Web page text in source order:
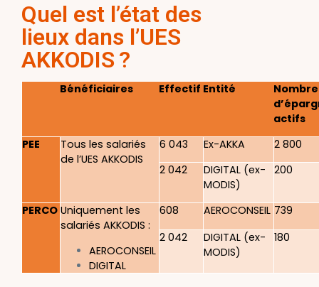
Quel est l’état des
lieux dans l’UES
AKKODIS ?
Bénéficiaires Effectif Entité
Nombre
actifs
PEE
Tous les salariés
de l’UES AKKODIS
6 043 Ex-AKKA
2 800
2 042
DIGITAL (ex-
MODIS)
200
PERCO Uniquement les
salariés AKKODIS :
AEROCONSEIL
DIGITAL
608 AEROCONSEIL 739
2 042
DIGITAL (ex-
MODIS)
180